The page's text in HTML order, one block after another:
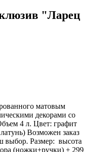
"Ларец
матовым
декорами со
4 л. Цвет: графит
Возможен заказ
выбор. Размер: высота
(ножки+ручки) + 299